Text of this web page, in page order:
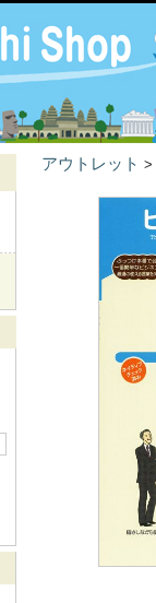
アウトレット >